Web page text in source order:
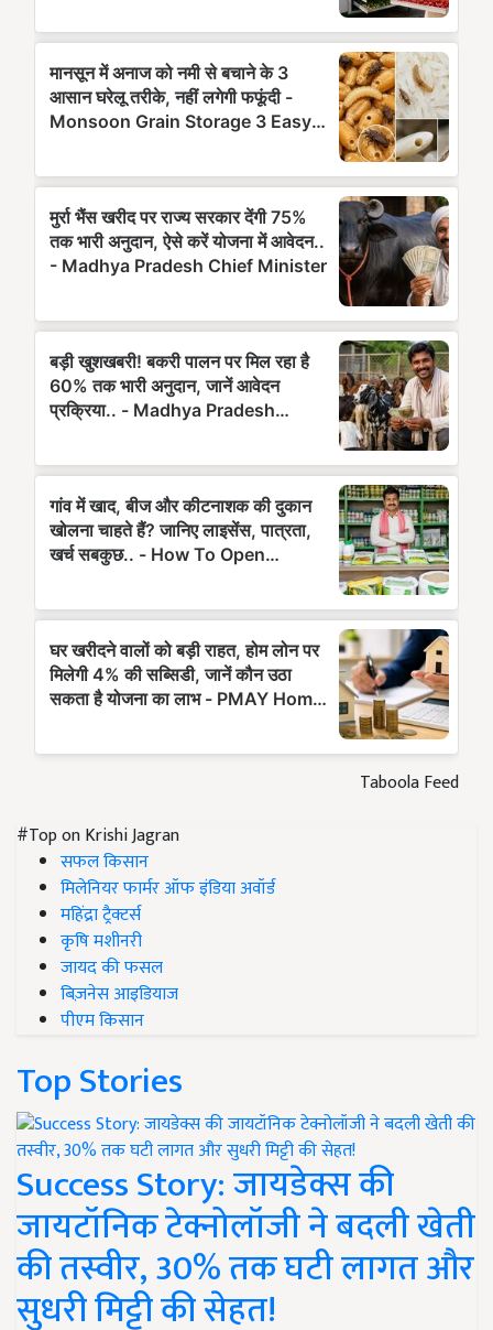
Taboola Feed
#Top on Krishi Jagran
सफल किसान
मिलेनियर फार्मर ऑफ इंडिया अवॉर्ड
महिंद्रा ट्रैक्टर्स
कृषि मशीनरी
जायद की फसल
बिज़नेस आइडियाज
पीएम किसान
Top Stories
Success Story: जायडेक्स की
जायटॉनिक टेक्नोलॉजी ने बदली खेती
की तस्वीर, 30% तक घटी लागत और
सुधरी मिट्टी की सेहत!